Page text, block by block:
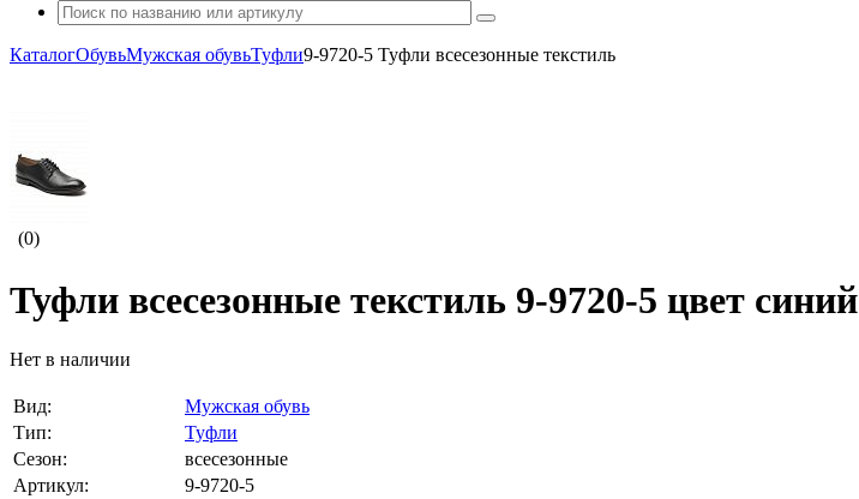
КаталогОбувьМужская обувьТуфли9-9720-5 Туфли всесезонные текстиль
(0)
Туфли всесезонные текстиль 9-9720-5 цвет синий
Нет в наличии
Вид:
Мужская обувь
Тип:
Туфли
Сезон:
всесезонные
Артикул:
9-9720-5